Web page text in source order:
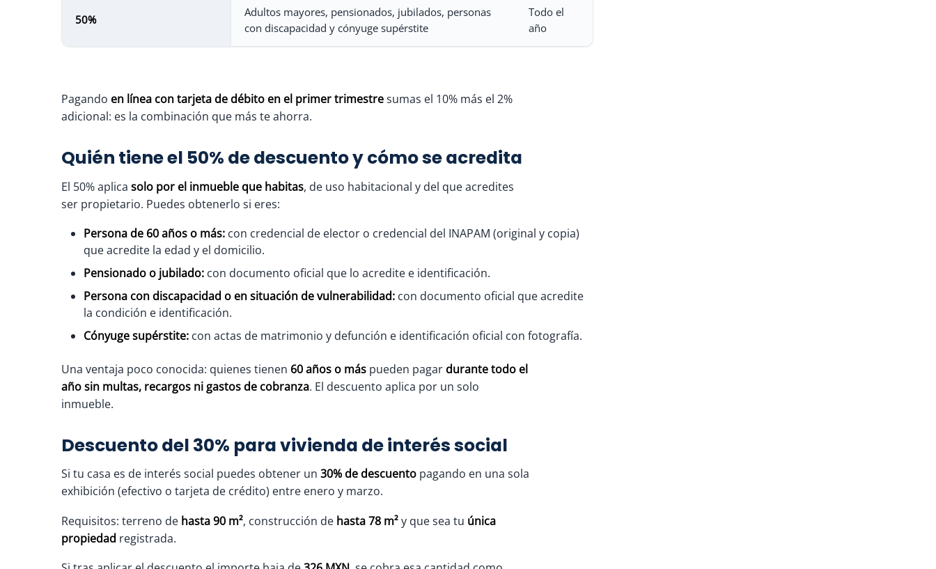
50%
Adultos mayores, pensionados, jubilados, personas
con discapacidad y cónyuge supérstite
Todo el
año
Pagando en línea con tarjeta de débito en el primer trimestresumas el 10% más el 2%
adicional: es la combinación que más te ahorra.
Quién tiene el 50% de descuento y cómo se acredita
El 50% aplica solo por el inmueble que habitas, de uso habitacional y del que acredites
ser propietario. Puedes obtenerlo si eres:
Persona de 60 años o más: con credencial de elector o credencial del INAPAM (original y copia)
que acredite la edad y el domicilio.
Pensionado o jubilado: con documento oficial que lo acredite e identificación.
Persona con discapacidad o en situación de vulnerabilidad: con documento oficial que acredite
la condición e identificación.
Cónyuge supérstite: con actas de matrimonio y defunción e identificación oficial con fotografía.
Una ventaja poco conocida: quienes tienen 60 años o más pueden pagar durante todo el
año sin multas, recargos ni gastos de cobranza. El descuento aplica por un solo
inmueble.
Descuento del 30% para vivienda de interés social
Si tu casa es de interés social puedes obtener un 30% de descuento pagando en una sola
exhibición (efectivo o tarjeta de crédito) entre enero y marzo.
Requisitos: terreno de hasta 90 m², construcción de hasta 78 m²y que sea tu única
propiedad registrada.